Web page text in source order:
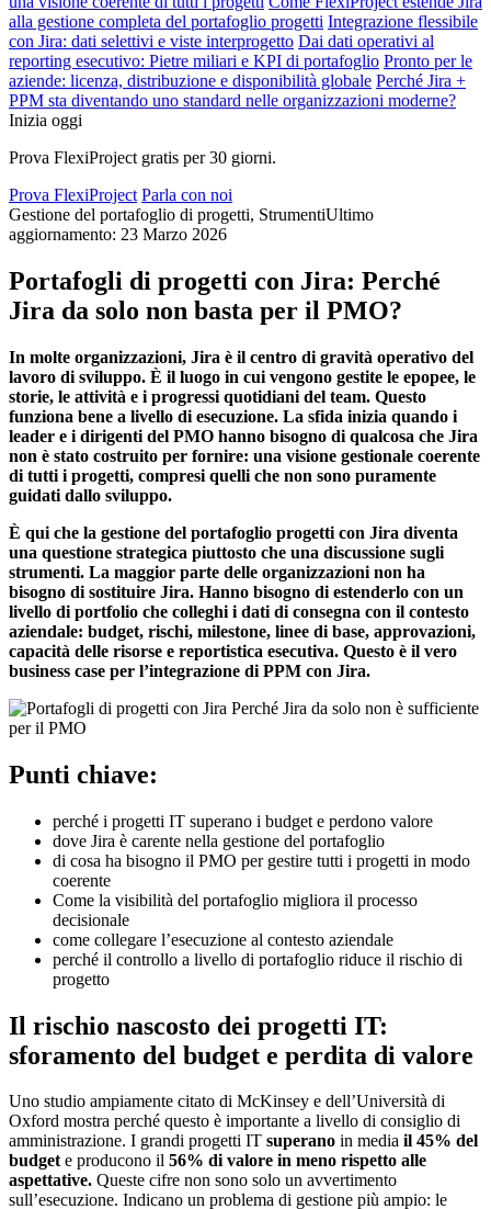
alla gestione completa del portafoglio progetti Integrazione flessibile
con Jira: dati selettivi e viste interprogetto Dai dati operativi al
reporting esecutivo: Pietre miliari e KPI di portafoglio Pronto per le
aziende: licenza, distribuzione e disponibilità globale Perché Jira +
PPM sta diventando uno standard nelle organizzazioni moderne?
Inizia oggi
Prova FlexiProject gratis per 30 giorni.
Prova FlexiProject Parla con noi
Gestione del portafoglio di progetti, StrumentiUltimo
aggiornamento: 23 Marzo 2026
Portafogli di progetti con Jira: Perché
Jira da solo non basta per il PMO?
In molte organizzazioni, Jira è il centro di gravità operativo del
lavoro di sviluppo. È il luogo in cui vengono gestite le epopee, le
storie, le attività e i progressi quotidiani del team. Questo
funziona bene a livello di esecuzione. La sfida inizia quando i
leader e i dirigenti del PMO hanno bisogno di qualcosa che Jira
non è stato costruito per fornire: una visione gestionale coerente
di tutti i progetti, compresi quelli che non sono puramente
guidati dallo sviluppo.
È qui che la gestione del portafoglio progetti con Jira diventa
una questione strategica piuttosto che una discussione sugli
strumenti. La maggior parte delle organizzazioni non ha
bisogno di sostituire Jira. Hanno bisogno di estenderlo con un
livello di portfolio che colleghi i dati di consegna con il contesto
aziendale: budget, rischi, milestone, linee di base, approvazioni,
capacità delle risorse e reportistica esecutiva. Questo è il vero
business case per l’integrazione di PPM con Jira.
Punti chiave:
perché i progetti IT superano i budget e perdono valore
dove Jira è carente nella gestione del portafoglio
di cosa ha bisogno il PMO per gestire tutti i progetti in modo
coerente
Come la visibilità del portafoglio migliora il processo
decisionale
come collegare l’esecuzione al contesto aziendale
perché il controllo a livello di portafoglio riduce il rischio di
progetto
Il rischio nascosto dei progetti IT:
sforamento del budget e perdita di valore
Uno studio ampiamente citato di McKinsey e dell’Università di
Oxford mostra perché questo è importante a livello di consiglio di
amministrazione. I grandi progetti IT superano in media il 45% del
budgete producono il 56% di valore in meno rispetto alle
aspettative. Queste cifre non sono solo un avvertimento
sull’esecuzione. Indicano un problema di gestione più ampio: le